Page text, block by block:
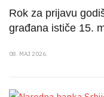
Rok za prijavu
građana ističe 15.
08. MAJ 2026.